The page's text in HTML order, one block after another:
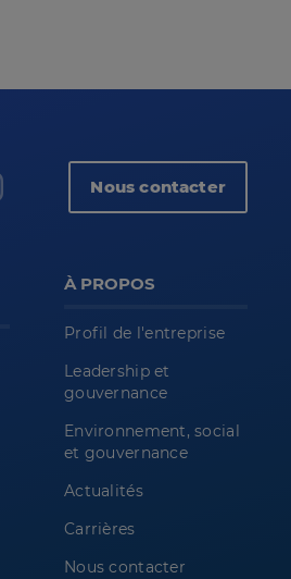
Nous contacter
À PROPOS
Profil de l'entreprise
Leadership et
gouvernance
Environnement, social
et gouvernance
Actualités
Carrières
Nous contacter